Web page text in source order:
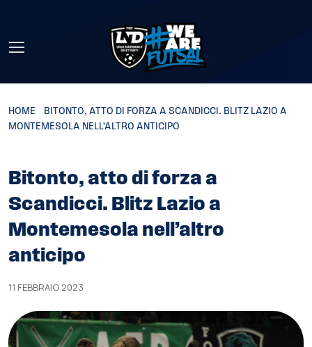
HOME
BITONTO, ATTO DI FORZA A SCANDICCI. BLITZ LAZIO A
MONTEMESOLA NELL’ALTRO ANTICIPO
Bitonto, atto di forza a
Scandicci. Blitz Lazio a
Montemesola nell’altro
anticipo
11 FEBBRAIO 2023